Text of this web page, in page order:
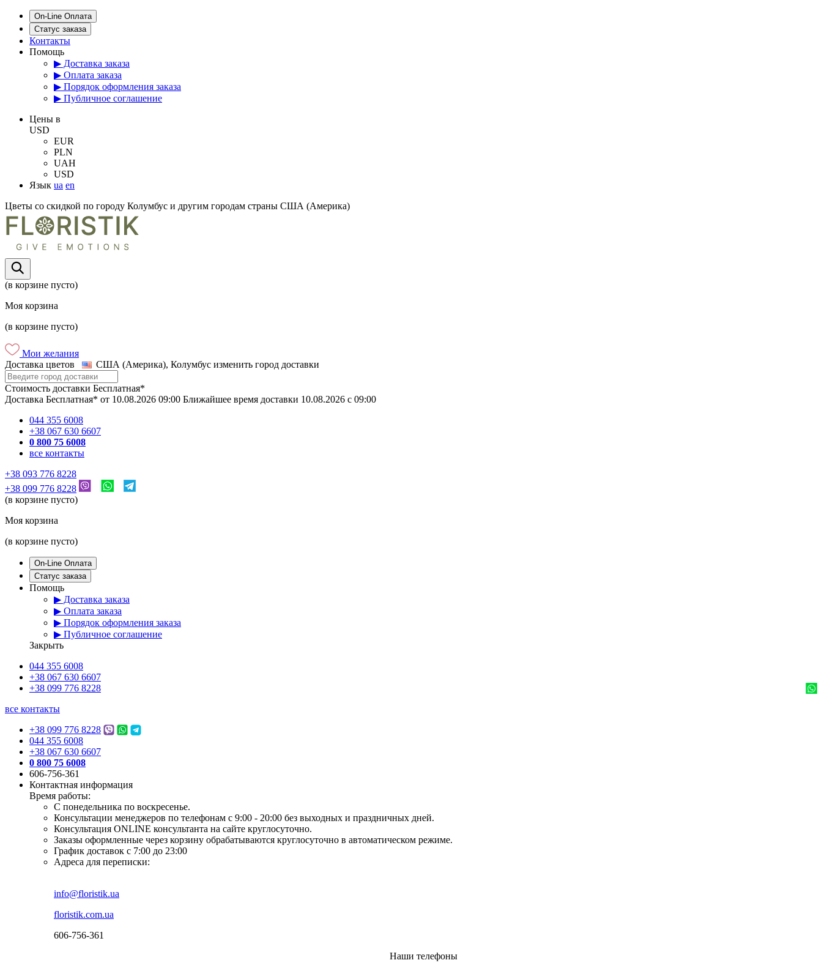
On-Line Оплата
Статус заказа
Контакты
Помощь
▶ Доставка заказа
▶ Оплата заказа
▶ Порядок оформления заказа
▶ Публичное соглашение
Цены в
USD
EUR
PLN
UAH
USD
Язык ua en
Цветы со скидкой по городу Колумбус и другим городам страны США (Америка)
(в корзине пусто)
Моя корзина
(в корзине пусто)
Мои желания
Доставка цветов
США (Америка), Колумбус изменить город доставки
Стоимость доставки Бесплатная*
Доставка Бесплатная* от 10.08.2026 09:00 Ближайшее время доставки 10.08.2026 c 09:00
044 355 6008
+38 067 630 6607
0 800 75 6008
все контакты
+38 093 776 8228
+38 099 776 8228
(в корзине пусто)
Моя корзина
(в корзине пусто)
On-Line Оплата
Статус заказа
Помощь
▶ Доставка заказа
▶ Оплата заказа
▶ Порядок оформления заказа
▶ Публичное соглашение
Закрыть
044 355 6008
+38 067 630 6607
+38 099 776 8228
все контакты
+38 099 776 8228
044 355 6008
+38 067 630 6607
0 800 75 6008
606-756-361
Контактная информация
Время работы:
С понедельника по воскресенье.
Консультации менеджеров по телефонам с 9:00 - 20:00 без выходных и праздничных дней.
Консультация ONLINE консультанта на сайте круглосуточно.
Заказы оформленные через корзину обрабатываются круглосуточно в автоматическом режиме.
График доставок с 7:00 до 23:00
Адреса для переписки:
info@floristik.ua
floristik.com.ua
606-756-361
Наши телефоны